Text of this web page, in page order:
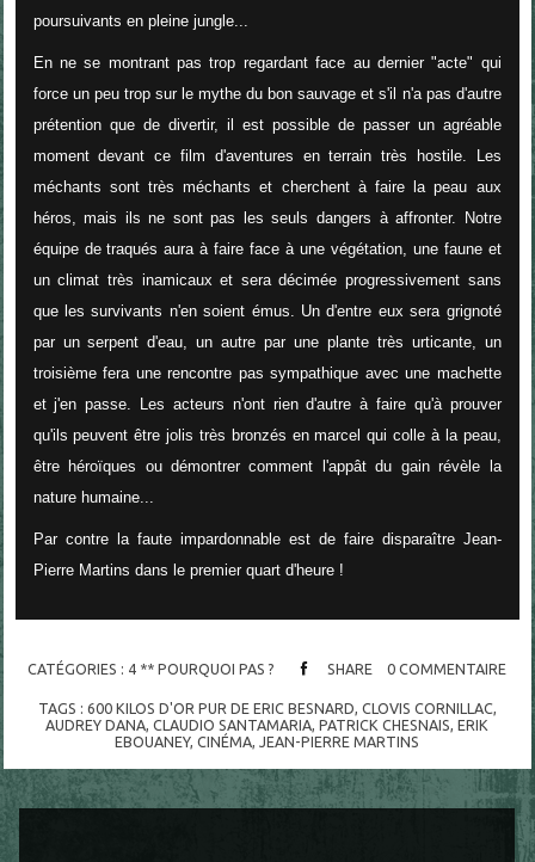
poursuivants en pleine jungle...
En ne se montrant pas trop regardant face au dernier "acte" qui
force un peu trop sur le mythe du bon sauvage et s'il n'a pas d'autre
prétention que de divertir, il est possible de passer un agréable
moment devant ce film d'aventures en terrain très hostile. Les
méchants sont très méchants et cherchent à faire la peau aux
héros, mais ils ne sont pas les seuls dangers à affronter. Notre
équipe de traqués aura à faire face à une végétation, une faune et
un climat très inamicaux et sera décimée progressivement sans
que les survivants n'en soient émus. Un d'entre eux sera grignoté
par un serpent d'eau, un autre par une plante très urticante, un
troisième fera une rencontre pas sympathique avec une machette
et j'en passe. Les acteurs n'ont rien d'autre à faire qu'à prouver
qu'ils peuvent être jolis très bronzés en marcel qui colle à la peau,
être héroïques ou démontrer comment l'appât du gain révèle la
nature humaine...
Par contre la faute impardonnable est de faire disparaître Jean-
Pierre Martins dans le premier quart d'heure !
CATÉGORIES : 4 ** POURQUOI PAS ? SHARE 0 COMMENTAIRE
TAGS : 600 KILOS D'OR PUR DE ERIC BESNARD CLOVIS CORNILLAC,
AUDREY DANA ,CLAUDIO SANTAMARIA ,PATRICK CHESNAIS ,ERIK
EBOUANEY,CINÉMA JEAN-PIERRE MARTINS